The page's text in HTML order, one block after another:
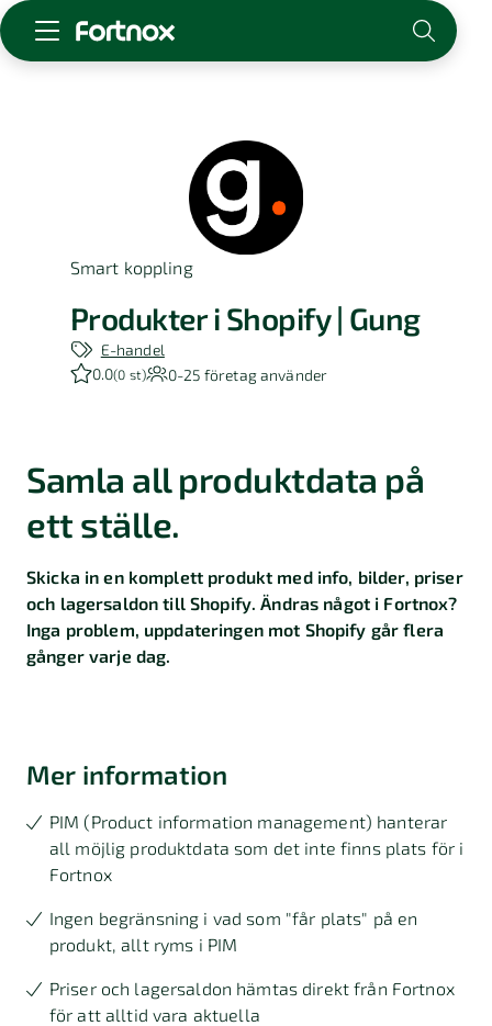
För redovisningsbyrån
Kunskap & inspiration
Logga in
Om Fortnox
Karriär
Kontakt
Smart koppling
Produkter i Shopify | Gung
E-handel
0.0(0 st) 0-25 företag använder
Samla all produktdata på
ett ställe.
Skicka in en komplett produkt med info, bilder, priser
och lagersaldon till Shopify. Ändras något i Fortnox?
Inga problem, uppdateringen mot Shopify går flera
gånger varje dag.
Mer information
PIM (Product information management) hanterar
all möjlig produktdata som det inte finns plats för i
Fortnox
Ingen begränsning i vad som "får plats" på en
produkt, allt ryms i PIM
Priser och lagersaldon hämtas direkt från Fortnox
för att alltid vara aktuella